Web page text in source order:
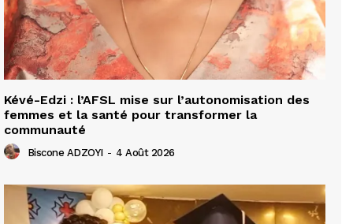
Kévé-Edzi : l’AFSL mise sur l’autonomisation des
femmes et la santé pour transformer la
communauté
Biscone ADZOYI - 4 Août 2026